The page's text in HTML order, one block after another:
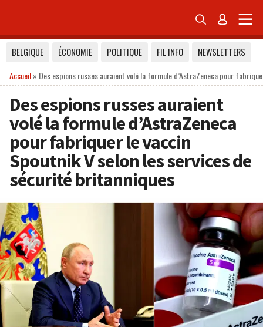
 
BELGIQUE ÉCONOMIE POLITIQUE FIL INFO
NEWSLETTERS
Accueil» Des espions russes auraient volé la formule d’AstraZeneca pour
Des espions russes auraient
volé la formule d’AstraZeneca
pour fabriquer le vaccin
Spoutnik V selon les services de
sécurité britanniques